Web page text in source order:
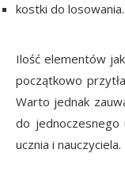
kostki do losowania.
Ilość elementów
początkowo
Warto jednak
do jednoczesnego
ucznia i nauczyciela.